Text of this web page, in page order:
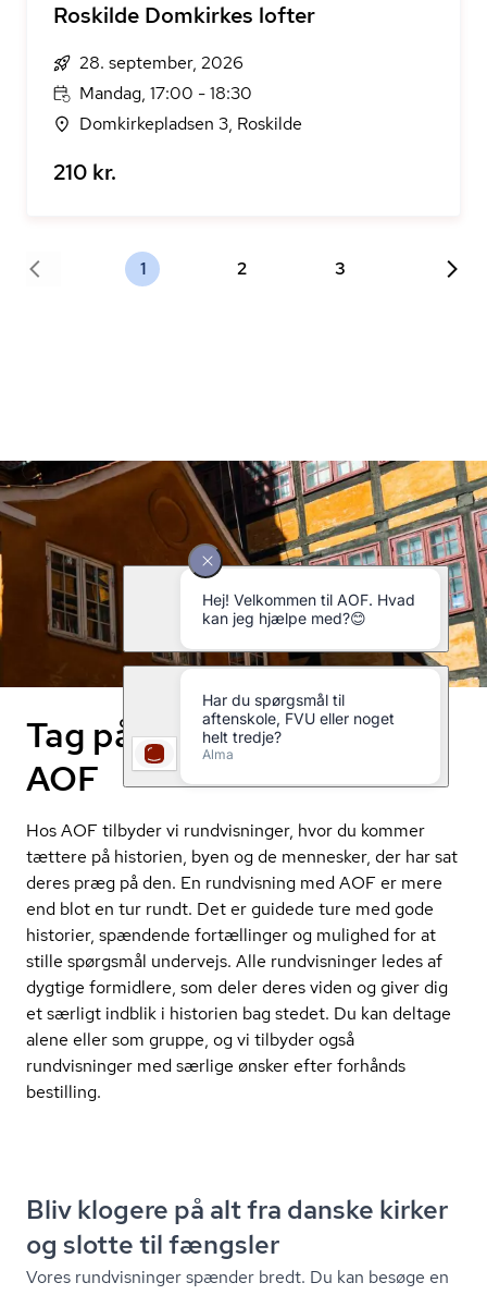
Roskilde Domkirkes lofter
28. september, 2026
Mandag, 17:00 - 18:30
Domkirkepladsen 3, Roskilde
210 kr.
1 2 3
Tag på rundvisning med
AOF
Hos AOF tilbyder vi rundvisninger, hvor du kommer
tættere på historien, byen og de mennesker, der har sat
deres præg på den. En rundvisning med AOF er mere
end blot en tur rundt. Det er guidede ture med gode
historier, spændende fortællinger og mulighed for at
stille spørgsmål undervejs. Alle rundvisninger ledes af
dygtige formidlere, som deler deres viden og giver dig
et særligt indblik i historien bag stedet. Du kan deltage
alene eller som gruppe, og vi tilbyder også
rundvisninger med særlige ønsker efter forhånds
bestilling.
Bliv klogere på alt fra danske kirker
og slotte til fængsler
Vores rundvisninger spænder bredt. Du kan besøge en